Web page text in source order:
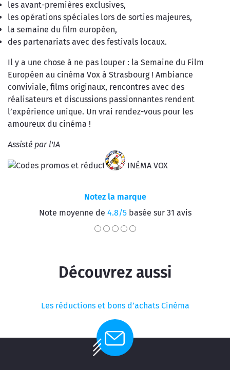
les avant-premières exclusives,
les opérations spéciales lors de sorties majeures,
la semaine du film européen,
des partenariats avec des festivals locaux.
Il y a une chose à ne pas louper : la Semaine du Film
Européen au cinéma Vox à Strasbourg ! Ambiance
conviviale, films originaux, rencontres avec des
réalisateurs et discussions passionnantes rendent
l’expérience unique. Un vrai rendez-vous pour les
amoureux du cinéma !
Assisté par l'IA
Notez la marque
Note moyenne de 4.8/5basée sur 31 avis
Découvrez aussi
Les réductions et bons d’achats Cinéma